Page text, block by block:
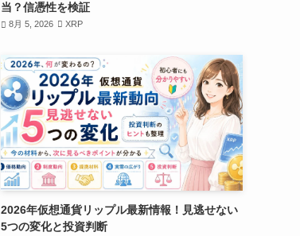
当？信憑性を検証
8月 5, 2026 XRP
2026年仮想通貨リップル最新情報！見逃せない
5つの変化と投資判断